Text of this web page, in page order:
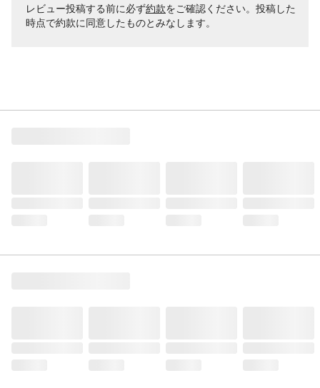
レビュー投稿する前に必ず約款をご確認ください。投稿した
時点で約款に同意したものとみなします。